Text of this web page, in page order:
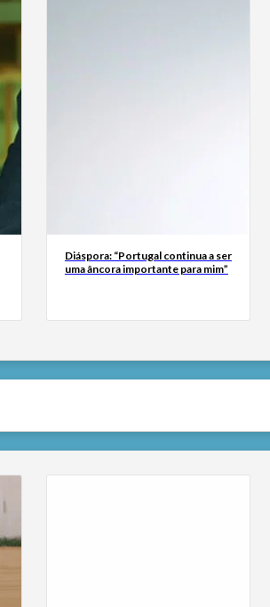
Diáspora: “Portugal continua a ser
uma âncora importante para mim”